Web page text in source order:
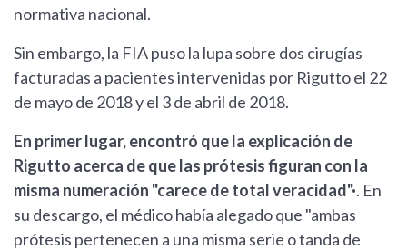
normativa nacional.
Sin embargo, la FIA puso la lupa sobre dos cirugías
facturadas a pacientes intervenidas por Rigutto el 22
de mayo de 2018 y el 3 de abril de 2018.
En primer lugar, encontró que la explicación de
Rigutto acerca de que las prótesis figuran con la
misma numeración "carece de total veracidad"·. En
su descargo, el médico había alegado que "ambas
prótesis pertenecen a una misma serie o tanda de